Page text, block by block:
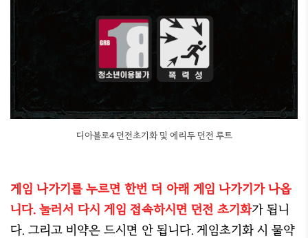
디아블로4 던전초기화 및 에리두 던전 루트
게임 나가기를 누르면 한번 더 아래 게임 나가기가 나옵
니다. 눌러서 다시 게임 접속하시면 던전 초기화가 됩니
다. 그리고 비약은 드시면 안 됩니다. 게임초기화 시 물약